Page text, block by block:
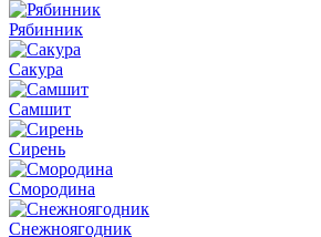
Рябинник
Сакура
Самшит
Сирень
Смородина
Снежноягодник